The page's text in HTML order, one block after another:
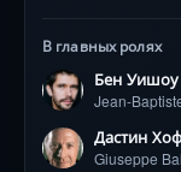
обретает
жаждой
отправляется
Франции. Там
пугающий
В главных ролях
Бен Уишоу
Jean-
Дастин
Giuseppe